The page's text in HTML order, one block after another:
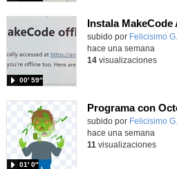
Contenido educativo.
subido por Felicisimo G.
00′ 59″
hace una semana
14visualizaciones
Contenido educativo.
subido por Felicisimo G.
01′ 0″
hace una semana
11 visualizaciones